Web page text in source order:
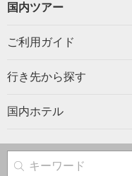
国内ツアー
ご利用ガイド
行き先から探す
国内ホテル
サイト内検索